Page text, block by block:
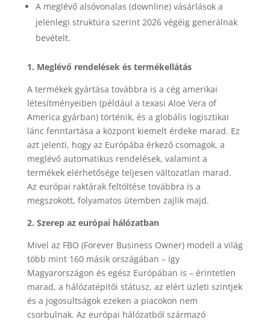
A meglévő alsóvonalas (downline) vásárlások a
jelenlegi struktúra szerint 2026 végéig generálnak
bevételt.
1. Meglévő rendelések és termékellátás
A termékek gyártása továbbra is a cég amerikai
létesítményeiben (például a texasi Aloe Vera of
America gyárban) történik, és a globális logisztikai
lánc fenntartása a központ kiemelt érdeke marad. Ez
azt jelenti, hogy az Európába érkező csomagok, a
meglévő automatikus rendelések, valamint a
termékek elérhetősége teljesen változatlan marad.
Az európai raktárak feltöltése továbbra is a
megszokott, folyamatos ütemben zajlik majd.
2. Szerep az európai hálózatban
Mivel az FBO (Forever Business Owner) modell a világ
több mint 160 másik országában – így
Magyarországon és egész Európában is – érintetlen
marad, a hálózatépítői státusz, az elért üzleti szintjek
és a jogosultságok ezeken a piacokon nem
csorbulnak. Az európai hálózatból származó